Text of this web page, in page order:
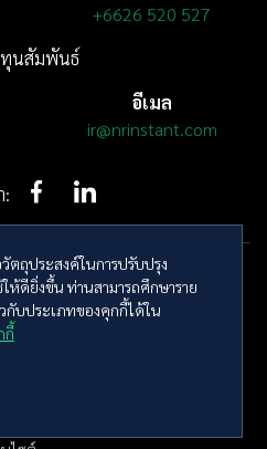
ตถุประสงค์ในการปรับปรุง
ห้ดียิ่งขึ้น ท่านสามารถศึกษาราย
กับประเภทของคุกกี้ได้ใน
กี้
+6626 520 527
นสัมพันธ์
อีเมล
ir@nrinstant.com
:
ร์ อินสแตนท์ โปรดิวซ์ จำกัด (มหาชน)